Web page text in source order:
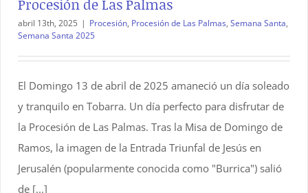
Procesión de Las Palmas
abril 13th, 2025 | Procesión, Procesión de Las Palmas, Semana Santa,
Semana Santa 2025
El Domingo 13 de abril de 2025 amaneció un día soleado
y tranquilo en Tobarra. Un día perfecto para disfrutar de
la Procesión de Las Palmas. Tras la Misa de Domingo de
Ramos, la imagen de la Entrada Triunfal de Jesús en
Jerusalén (popularmente conocida como "Burrica") salió
de [...]